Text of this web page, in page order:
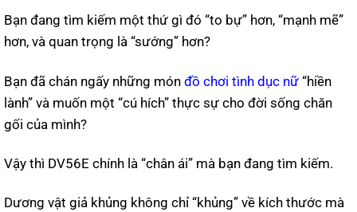
Bạn đang tìm kiếm một thứ gì đó “to bự” hơn, “mạnh mẽ”
hơn, và quan trọng là “sướng” hơn?
Bạn đã chán ngấy những món đồ chơi tình dục nữ “hiền
lành” và muốn một “cú hích” thực sự cho đời sống chăn
gối của mình?
Vậy thì DV56E chính là “chân ái” mà bạn đang tìm kiếm.
Dương vật giả khủng không chỉ “khủng” về kích thước mà